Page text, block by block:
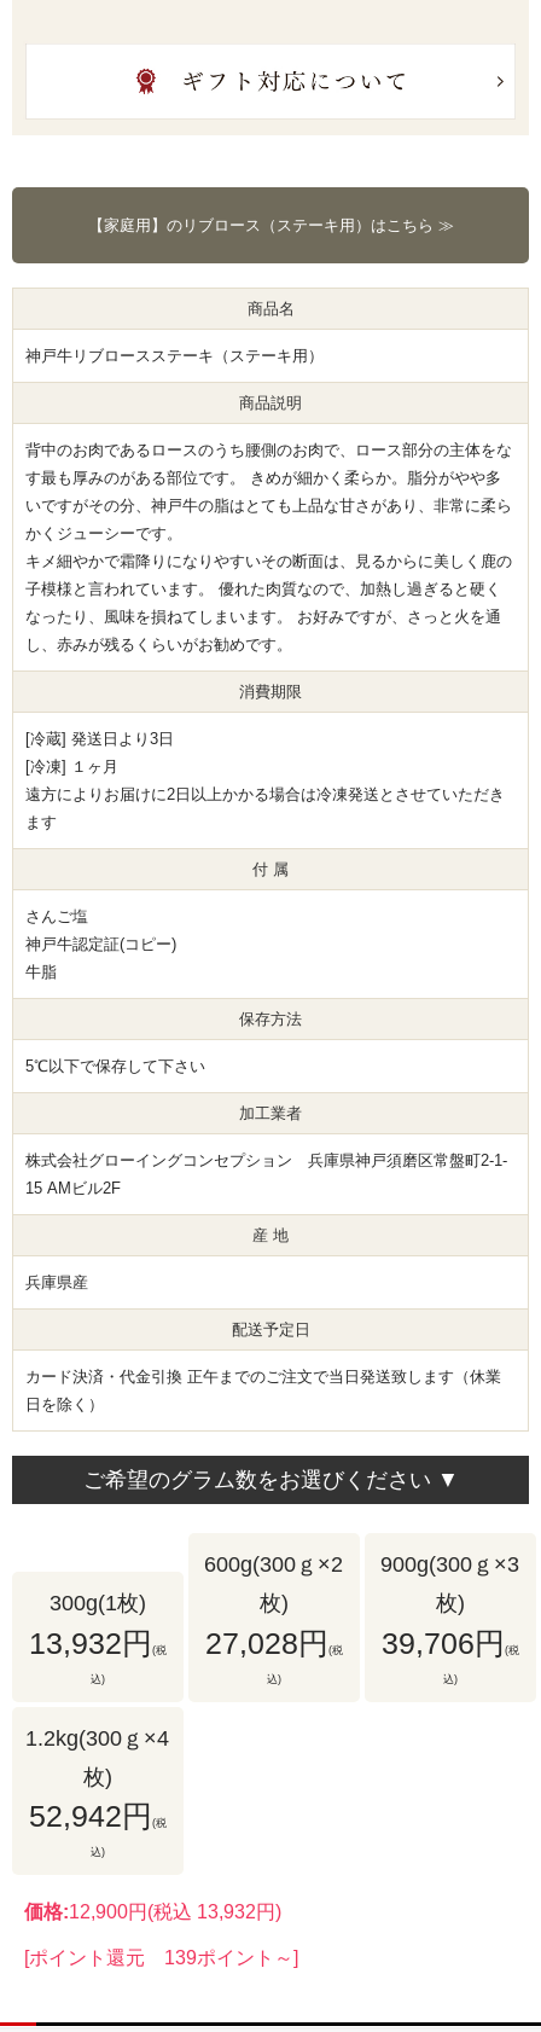
【家庭用】のリブロース（ステーキ用）はこちら ≫
商品名
神戸牛リブロースステーキ（ステーキ用）
商品説明
背中のお肉であるロースのうち腰側のお肉で、ロース部分の主体をな
す最も厚みのがある部位です。 きめが細かく柔らか。脂分がやや多
いですがその分、神戸牛の脂はとても上品な甘さがあり、非常に柔ら
かくジューシーです。
キメ細やかで霜降りになりやすいその断面は、見るからに美しく鹿の
子模様と言われています。 優れた肉質なので、加熱し過ぎると硬く
なったり、風味を損ねてしまいます。 お好みですが、さっと火を通
し、赤みが残るくらいがお勧めです。
消費期限
[冷蔵] 発送日より3日
[冷凍] １ヶ月
遠方によりお届けに2日以上かかる場合は冷凍発送とさせていただき
ます
付 属
さんご塩
神戸牛認定証(コピー)
牛脂
保存方法
5℃以下で保存して下さい
加工業者
株式会社グローイングコンセプション 兵庫県神戸須磨区常盤町2-1-
15 AMビル2F
産 地
兵庫県産
配送予定日
カード決済・代金引換 正午までのご注文で当日発送致します（休業
日を除く）
ご希望のグラム数をお選びください ▼
300g(1枚)
13,932円 (税
込)
600g(300ｇ×2
枚)
27,028円 (税
込)
900g(300ｇ×3
枚)
39,706円 (税
込)
1.2kg(300ｇ×4
枚)
52,942円 (税
込)
価格:12,900円 (税込 13,932円)
[ポイント還元 139ポイント～]